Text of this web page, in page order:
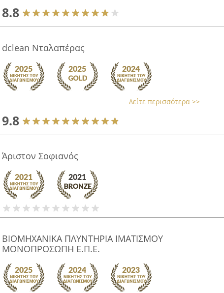
8.8
dclean Νταλαπέρας
Δείτε περισσότερα >>
9.8
Άριστον Σοφιανός
ΒΙΟΜΗΧΑΝΙΚΑ ΠΛΥΝΤΗΡΙΑ ΙΜΑΤΙΣΜΟΥ
ΜΟΝΟΠΡΟΣΩΠΗ Ε.Π.Ε.